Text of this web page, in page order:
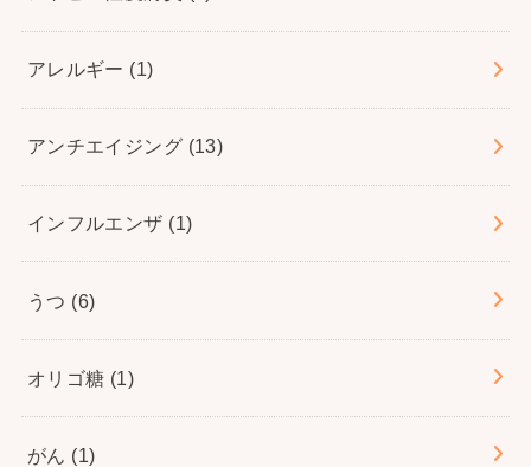
アレルギー (1)
アンチエイジング (13)
インフルエンザ (1)
うつ (6)
オリゴ糖 (1)
がん (1)